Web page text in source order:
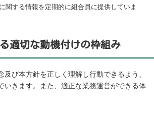
関する情報を定期的に組合員に提供していま
適切な動機付けの枠組み
及び本方針を正しく理解し行動できるよう、
いきます。また、適正な業務運営ができる体